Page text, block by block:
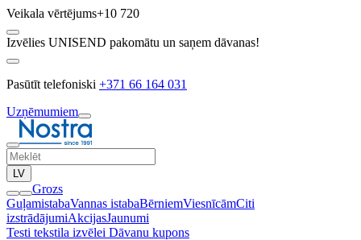
Veikala vērtējums+10 720
Izvēlies UNISEND pakomātu un saņem dāvanas!
Pasūtīt telefoniski +371 66 164 031
Uzņēmumiem
LV
Grozs
GuļamistabaVannas istabaBērniemViesnīcāmCiti
izstrādājumiAkcijasJaunumi
Testi tekstila izvēlei Dāvanu kupons